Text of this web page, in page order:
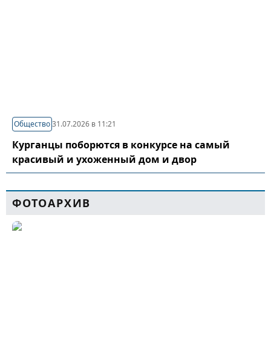
Общество31.07.2026 в 11:21
Курганцы поборются в конкурсе на самый
красивый и ухоженный дом и двор
ФОТОАРХИВ